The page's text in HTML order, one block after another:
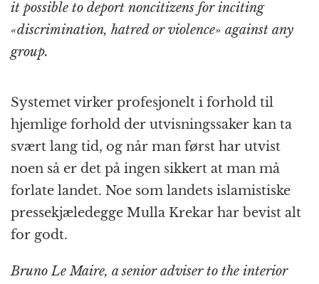
it possible to deport noncitizens for inciting
«discrimination, hatred or violence» against any
group.
Systemet virker profesjonelt i forhold til
hjemlige forhold der utvisningssaker kan ta
svært lang tid, og når man først har utvist
noen så er det på ingen sikkert at man må
forlate landet. Noe som landets islamistiske
pressekjæledegge Mulla Krekar har bevist alt
for godt.
Bruno Le Maire, a senior adviser to the interior